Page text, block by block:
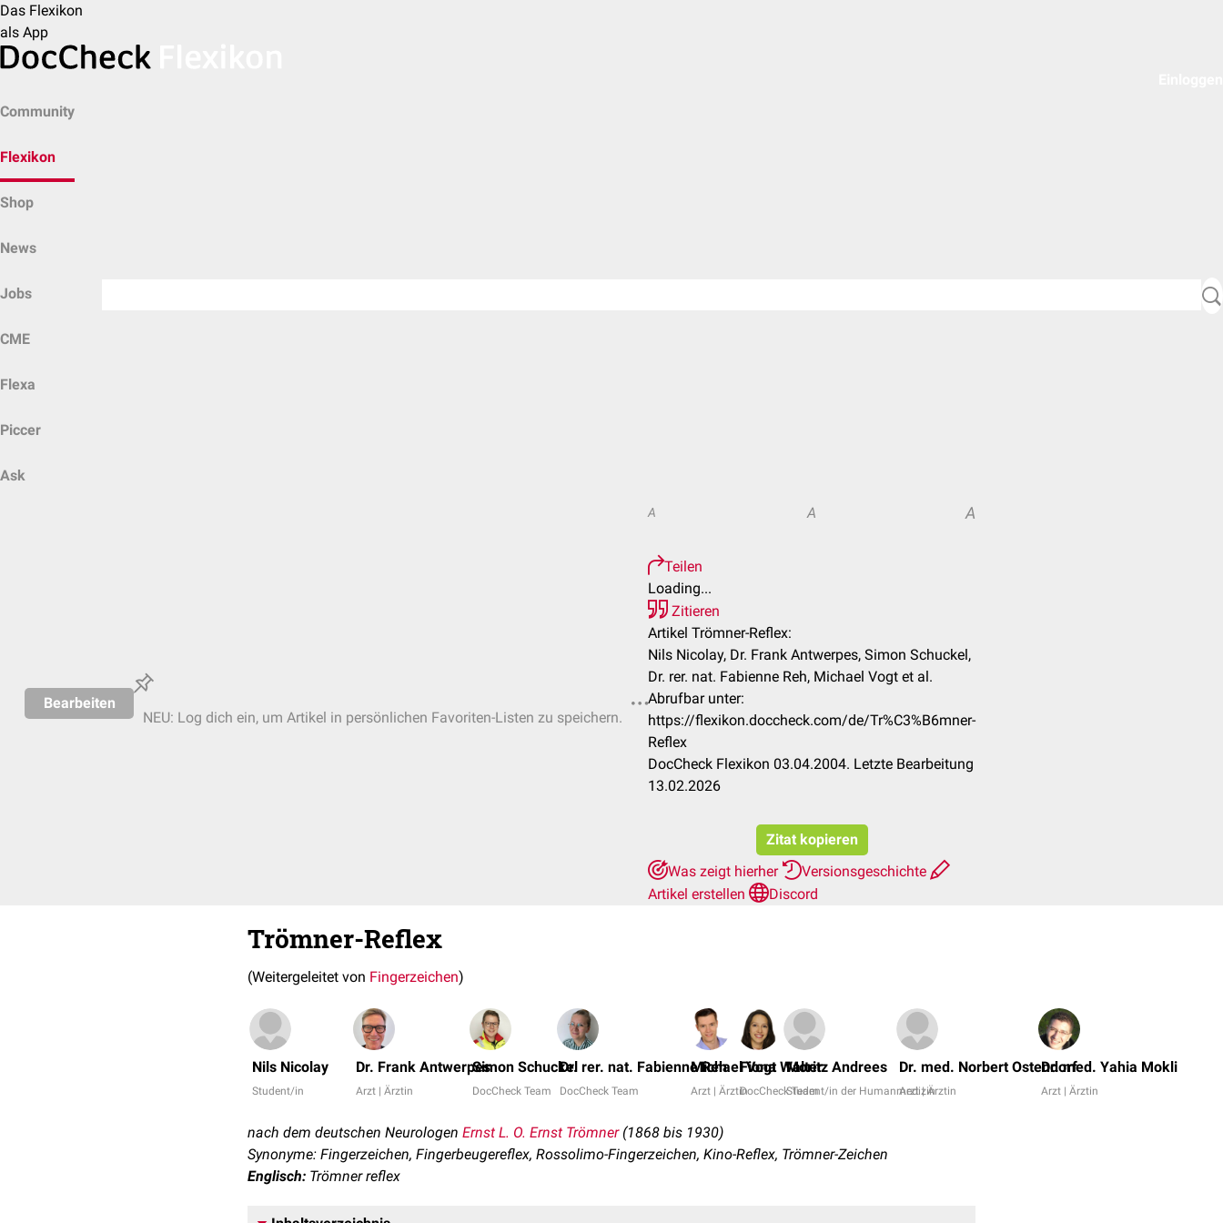
Das Flexikon
als App
Community
Flexikon
Shop
News
Jobs
CME
Flexa
Piccer
Ask
Bearbeiten
NEU: Log dich ein, um Artikel in persönlichen Favoriten-Listen zu speichern.
A A A
Teilen
Loading...
Zitieren
Artikel Trömner-Reflex:
Nils Nicolay, Dr. Frank Antwerpes, Simon Schuckel,
Dr. rer. nat. Fabienne Reh, Michael Vogt et al.
Abrufbar unter:
https://flexikon.doccheck.com/de/Tr%C3%B6mner-
Reflex
DocCheck Flexikon 03.04.2004. Letzte Bearbeitung
13.02.2026
Zitat kopieren
Was zeigt hierher
Versionsgeschichte
Artikel erstellen
Discord
Trömner-Reflex
(Weitergeleitet von Fingerzeichen)
Nils Nicolay
Student/in
Dr. Frank Antwerpes
Arzt | Ärztin
Simon Schuckel
DocCheck Team
Dr. rer. nat. Fabienne Reh
DocCheck Team
Michael Vogt
Arzt | Ärztin
Fiona Walter
DocCheck Team
Moritz Andrees
Student/in der Humanmedizin
Dr. med. Norbert Ostendorf
Arzt | Ärztin
Dr. med. Yahia Mokli
Arzt | Ärztin
nach dem deutschen Neurologen Ernst L. O. Ernst Trömner(1868 bis 1930)
Synonyme: Fingerzeichen, Fingerbeugereflex, Rossolimo-Fingerzeichen, Kino-Reflex, Trömner-Zeichen
Englisch: Trömner reflex